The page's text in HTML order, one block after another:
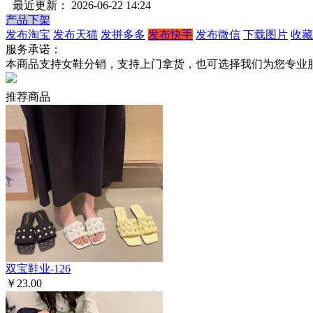
最近更新： 2026-06-22 14:24
产品下架
发布淘宝 发布天猫 发拼多多 发布快手 发布微信 下载图片 收
服务承诺：
本商品支持女鞋分销，支持上门拿货，也可选择我们为您专业
推荐商品
双宝鞋业-126
￥23.00